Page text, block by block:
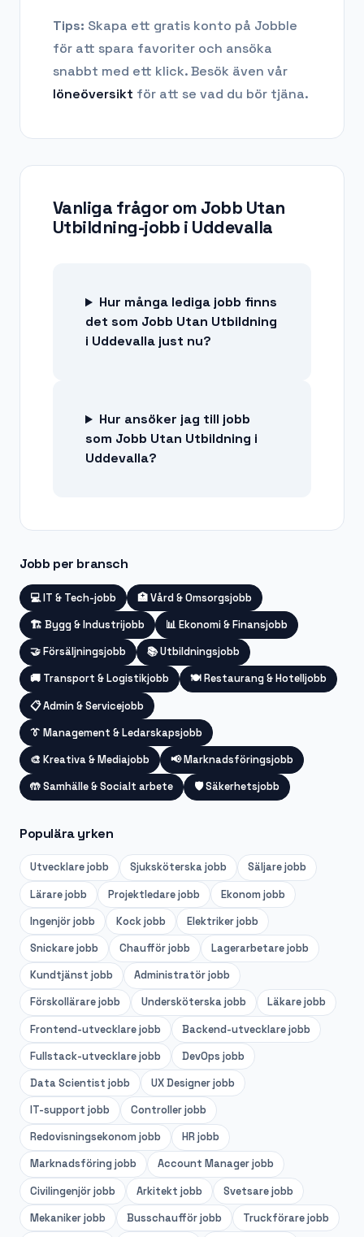
Tips: Skapa ett gratis konto på Jobble
för att spara favoriter och ansöka
snabbt med ett klick. Besök även vår
löneöversikt för att se vad du bör tjäna.
Vanliga frågor om Jobb Utan
Utbildning-jobb i Uddevalla
Hur många lediga jobb finns
det som Jobb Utan Utbildning
i Uddevalla just nu?
Hur ansöker jag till jobb
som Jobb Utan Utbildning i
Uddevalla?
Jobb per bransch
💻IT & Tech-jobb 🏥Vård & Omsorgsjobb
🏗️ Bygg & Industrijobb 📊Ekonomi & Finansjobb
🤝Försäljningsjobb 📚Utbildningsjobb
🚚 Transport & Logistikjobb 🍽️Restaurang & Hotelljobb
📋Admin & Servicejobb
👔 Management & Ledarskapsjobb
🎨 Kreativa & Mediajobb 📢Marknadsföringsjobb
🤲Samhälle & Socialt arbete 🛡️Säkerhetsjobb
Populära yrken
Utvecklarejobb Sjuksköterskajobb Säljarejobb
Lärarejobb Projektledarejobb Ekonom jobb
Ingenjörjobb Kockjobb Elektrikerjobb
Snickarejobb Chaufförjobb Lagerarbetarejobb
Kundtjänst jobb Administratörjobb
Förskollärarejobb Undersköterskajobb Läkarejobb
Frontend-utvecklarejobb Backend-utvecklarejobb
Fullstack-utvecklarejobb DevOps jobb
Data Scientist jobb UX Designerjobb
IT-support jobb Controllerjobb
Redovisningsekonom jobb HR jobb
Marknadsföring jobb Account Managerjobb
Civilingenjörjobb Arkitekt jobb Svetsarejobb
Mekanikerjobb Busschaufförjobb Truckförarejobb